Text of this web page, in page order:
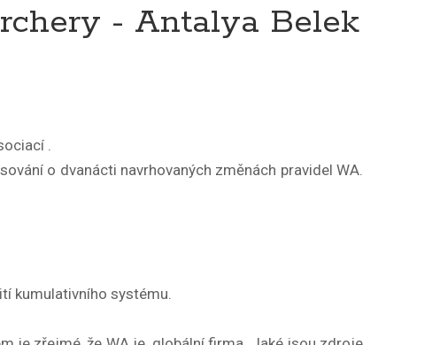
- Antalya Belek
.
o dvanácti navrhovaných změnách pravidel WA.
kumulativního systému.